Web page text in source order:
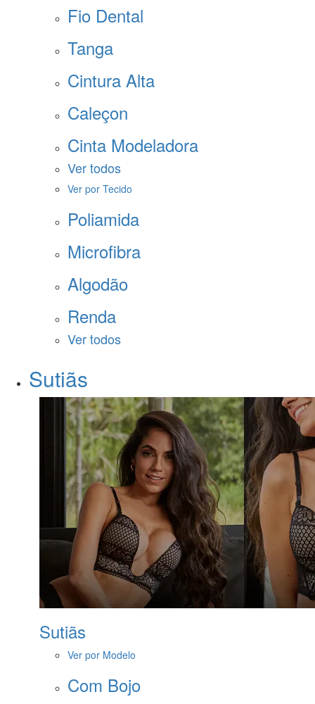
Fio Dental
Tanga
Cintura Alta
Caleçon
Cinta Modeladora
Ver todos
Ver por Tecido
Poliamida
Microfibra
Algodão
Renda
Ver todos
Sutiãs
Sutiãs
Ver por Modelo
Com Bojo